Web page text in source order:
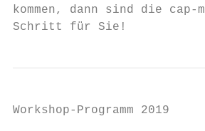
kommen, dann sind die
Schritt für Sie!
Workshop-Programm 2019